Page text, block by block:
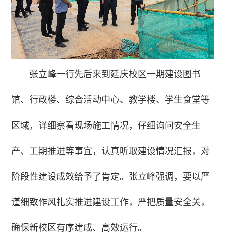
张立峰一行先后来到延庆校区一期建设图书
馆、行政楼、综合活动中心、教学楼、学生食堂等
区域，详细察看现场施工情况，仔细询问安全生
产、工期推进等事宜，认真听取建设情况汇报，对
阶段性建设成效给予了肯定。张立峰强调，要以严
谨细致作风扎实推进建设工作，严把质量安全关，
确保新校区有序建成、高效运行。